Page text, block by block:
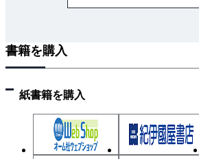
2.1 ごみ焼却の目的
2.2 焼却処理の特徴
2.3 焼却施設の概要
2.5 焼却方式の種類
2.6 最近の焼却施設の変化
書籍を購入
紙書籍を購入